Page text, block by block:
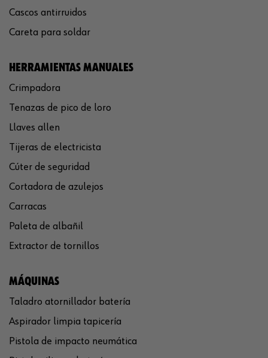
Cascos antirruidos
Careta para soldar
HERRAMIENTAS MANUALES
Crimpadora
Tenazas de pico de loro
Llaves allen
Tijeras de electricista
Cúter de seguridad
Cortadora de azulejos
Carracas
Paleta de albañil
Extractor de tornillos
MÁQUINAS
Taladro atornillador batería
Aspirador limpia tapicería
Pistola de impacto neumática